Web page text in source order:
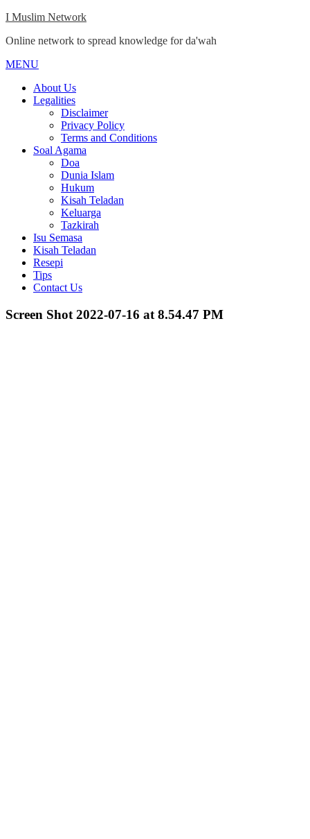
Skip
content
I Muslim Network
Online network to spread knowledge for da'wah
MENU
Menu
About Us
Legalities
Disclaimer
Privacy Policy
Terms and Conditions
Soal Agama
Doa
Dunia Islam
Hukum
Kisah Teladan
Keluarga
Tazkirah
Isu Semasa
Kisah Teladan
Resepi
Tips
Contact Us
Screen Shot 2022-07-16 at 8.54.47 PM